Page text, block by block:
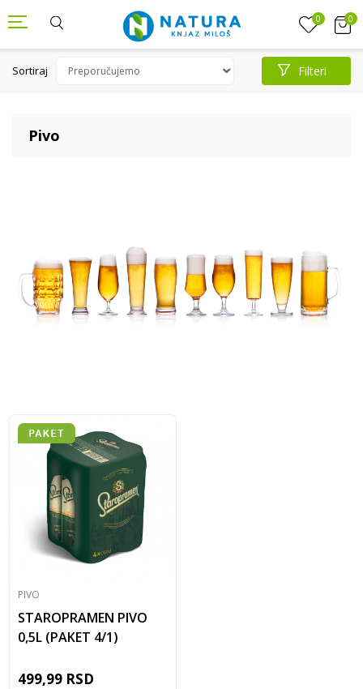
0 0
Pivo
Sortiraj Filteri
PIVO
STAROPRAMEN PIVO
0,5L (PAKET 4/1)
499,99 RSD